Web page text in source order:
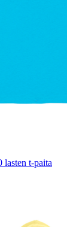
lasten t-paita